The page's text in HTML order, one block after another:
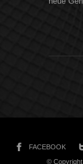
FACEBOOK
© Copyright